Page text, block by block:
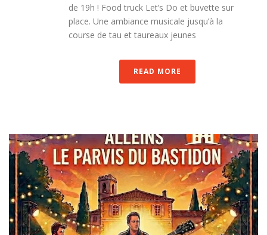
de 19h ! Food truck Let’s Do et buvette sur
place. Une ambiance musicale jusqu’à la
course de tau et taureaux jeunes
READ MORE